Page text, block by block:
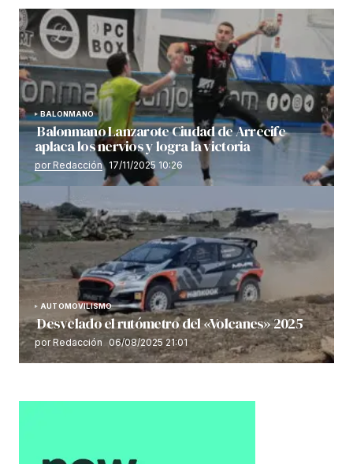
BALONMANO
Balonmano Lanzarote Ciudad de Arrecife
aplaca los nervios y logra la victoria
por Redacción 17/11/2025 10:26
AUTOMOVILISMO
Desvelado el rutómetro del «Volcanes» 2025
por Redacción 06/08/2025 21:01